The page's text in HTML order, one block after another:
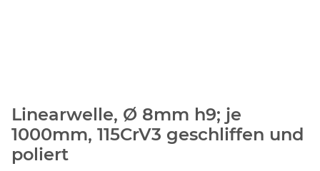
Linearwelle, Ø 8mm h9; je
1000mm, 115CrV3 geschliffen und
poliert